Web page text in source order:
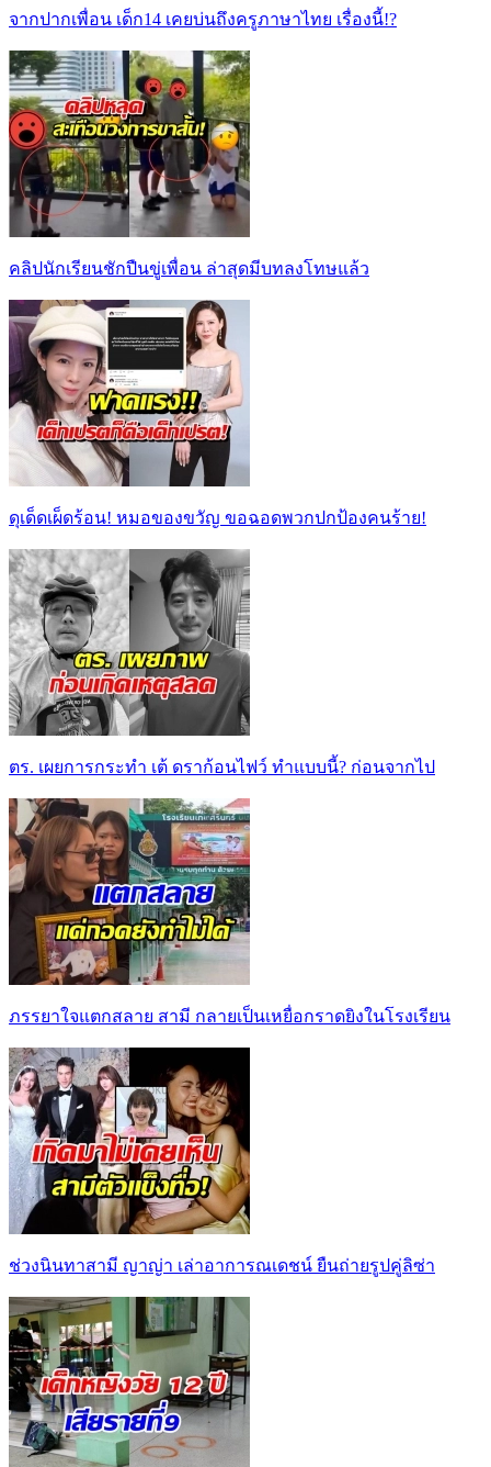
จากปากเพื่อน เด็ก14 เคยบ่นถึงครูภาษาไทย เรื่องนี้!?
คลิปนักเรียนชักปืนขู่เพื่อน ล่าสุดมีบทลงโทษแล้ว
ดุเด็ดเผ็ดร้อน! หมอของขวัญ ขอฉอดพวกปกป้องคนร้าย!
ตร. เผยการกระทำ เต้ ดราก้อนไฟว์ ทำแบบนี้? ก่อนจากไป
ภรรยาใจแตกสลาย สามี กลายเป็นเหยื่อกราดยิงในโรงเรียน
ช่วงนินทาสามี ญาญ่า เล่าอาการณเดชน์ ยืนถ่ายรูปคู่ลิซ่า